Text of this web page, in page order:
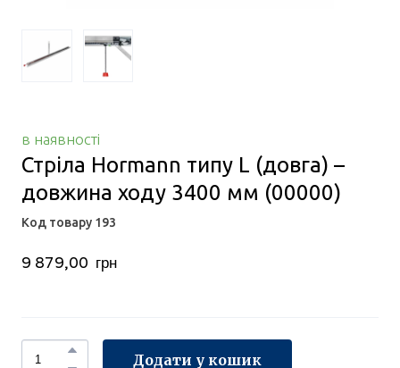
в наявності
Стріла Hormann типу L (довга) –
довжина ходу 3400 мм (00000)
Код товару 193
9 879,00  грн
Додати у кошик